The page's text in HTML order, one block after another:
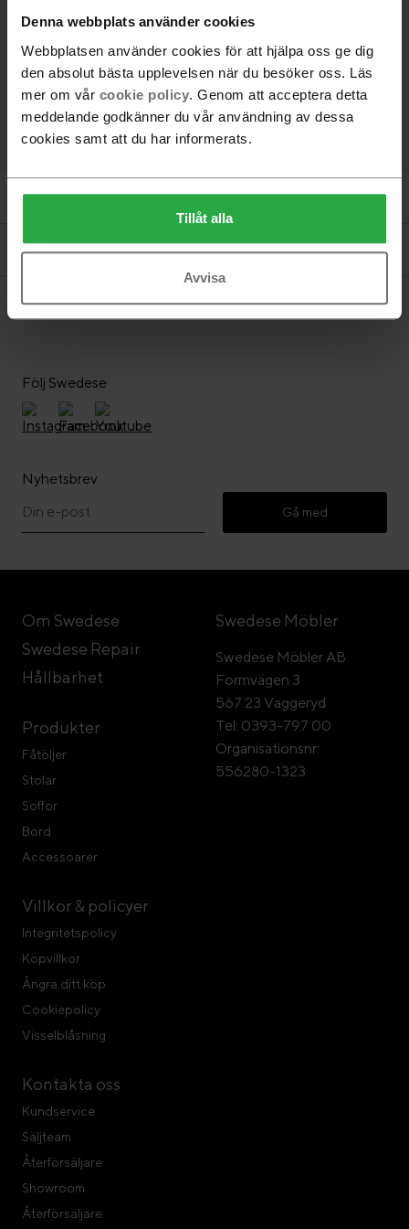
Denna webbplats använder cookies
Webbplatsen använder cookies för att hjälpa oss ge dig
den absolut bästa upplevelsen när du besöker oss. Läs
mer om vår cookie policy. Genom att acceptera detta
meddelande godkänner du vår användning av dessa
cookies samt att du har informerats.
Tillåt alla
Avvisa
-
Lägg i varukorg
Hitta återförsäljare
Produktinformation
Dokument
Följ Swedese
Nyhetsbrev
Gå med
Om Swedese
Swedese Repair
Hållbarhet
Produkter
Fåtöljer
Stolar
Soffor
Bord
Accessoarer
Villkor & policyer
Integritetspolicy
Köpvillkor
Ångra ditt köp
Cookiepolicy
Visselblåsning
Kontakta oss
Kundservice
Säljteam
Återförsäljare
Showroom
Återförsäljare
Swedese Möbler
Swedese Möbler AB
Formvägen 3
567 23 Vaggeryd
Tel: 0393-797 00
Organisationsnr:
556280-1323